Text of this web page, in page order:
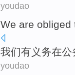
youdao
We are obliged
我们有义务在公
youdao